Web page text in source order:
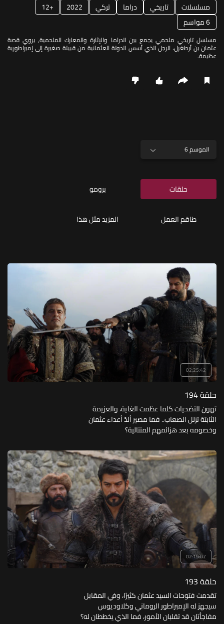
مسلسلات تاريخي دراما تركي 2022
12+
6 مواسم
مسلسل تاريخي ملحمي يجمع بين الدراما والإثارة والمعارك الملحمية, يروي قصة
عثمان بن أرطغرل، الرجل الذي أسس الدولة العثمانية من قبيلة صغيرة إلى إمبراطورية
عظيمة.
الموسم 6
حلقات برومو
طاقم العمل المزيد مثل هذا
02:25:42
حلقة 194
تهون التضحيات كلما عظمت الغاية، والعزيمة
الثابتة تزلل الصعاب.. فما مصير ألدّ أعداء عثمان
وخصومه بعد هزائمهم المتتالية؟
02:19:07
حلقة 193
تقدمت فتوحات السيد عثمان كثيرًا، وفي المقابل
سيجهز له الإمبراطور الروماني وكلاوديوس
مفاجأتان قد تقلبان الأمور، فما الذي يخططان له؟